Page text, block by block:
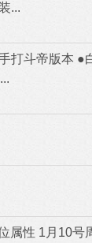
...
打斗帝版本 ●
属性 1月10号